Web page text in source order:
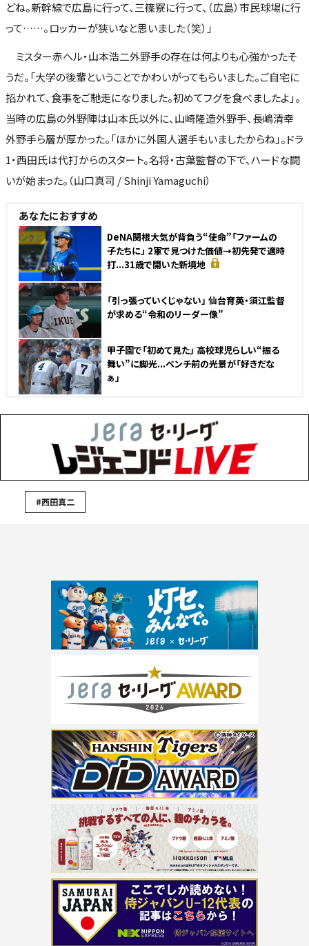
どね。新幹線で広島に行って、三篠寮に行って、（広島）市民球場に行
って……。ロッカーが狭いなと思いました（笑）」
ミスター赤ヘル・山本浩二外野手の存在は何よりも心強かったそ
うだ。「大学の後輩ということでかわいがってもらいました。ご自宅に
招かれて、食事をご馳走になりました。初めてフグを食べましたよ」。
当時の広島の外野陣は山本氏以外に、山崎隆造外野手、長嶋清幸
外野手ら層が厚かった。「ほかに外国人選手もいましたからね」。ドラ
1・西田氏は代打からのスタート。名将・古葉監督の下で、ハードな闘
いが始まった。（山口真司 / Shinji Yamaguchi）
あなたにおすすめ
NEW
DeNA関根大気が背負う“使命”「ファームの
子たちに」 2軍で見つけた価値→初先発で適時
打...31歳で開いた新境地
NEW
「引っ張っていくじゃない」 仙台育英・須江監督
が求める“令和のリーダー像”
NEW
甲子園で「初めて見た」 高校球児らしい“振る
舞い”に脚光...ベンチ前の光景が「好きだな
ぁ」
#西田真二